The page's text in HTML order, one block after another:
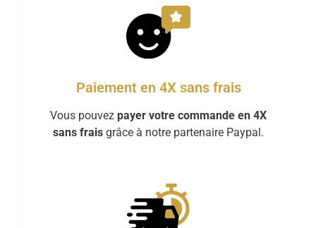
Paiement en 4X sans frais
Vous pouvez payer votre commande en 4X
sans frais grâce à notre partenaire Paypal.